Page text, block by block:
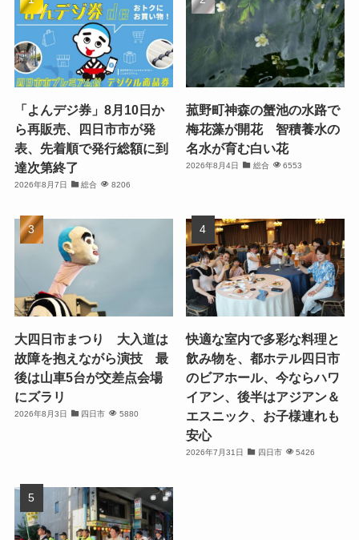
「よんデジ券」8月10日か
ら再販売、四日市市が発
表、先着順で発行総額に到
達次第終了
2026年8月7日 総合 8206
菰野町神森の蟹池の水路で
梅花藻が開花 智積養水の
名水が育む白い花
2026年8月4日 総合 6553
大四日市まつり 大入道は
故障を抱えながら演技 最
後は山車5台が交差点会場
にズラリ
2026年8月3日 四日市 5880
快適な室内で多彩な料理と
飲み物を、都ホテル四日市
のビアホール、今ならハワ
イアン、後半はアジアン＆
エスニック、お子様連れも
安心
2026年7月31日 四日市 5426